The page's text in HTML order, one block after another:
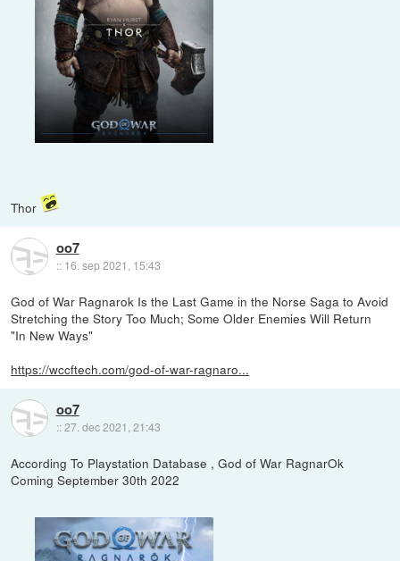
Thor
oo7
:: 16. sep 2021, 15:43
God of War Ragnarok Is the Last Game in the Norse Saga to Avoid
Stretching the Story Too Much; Some Older Enemies Will Return
"In New Ways"
https://wccftech.com/god-of-war-ragnaro...
oo7
::27. dec 2021, 21:43
According To Playstation Database , God of War RagnarOk
Coming September 30th 2022